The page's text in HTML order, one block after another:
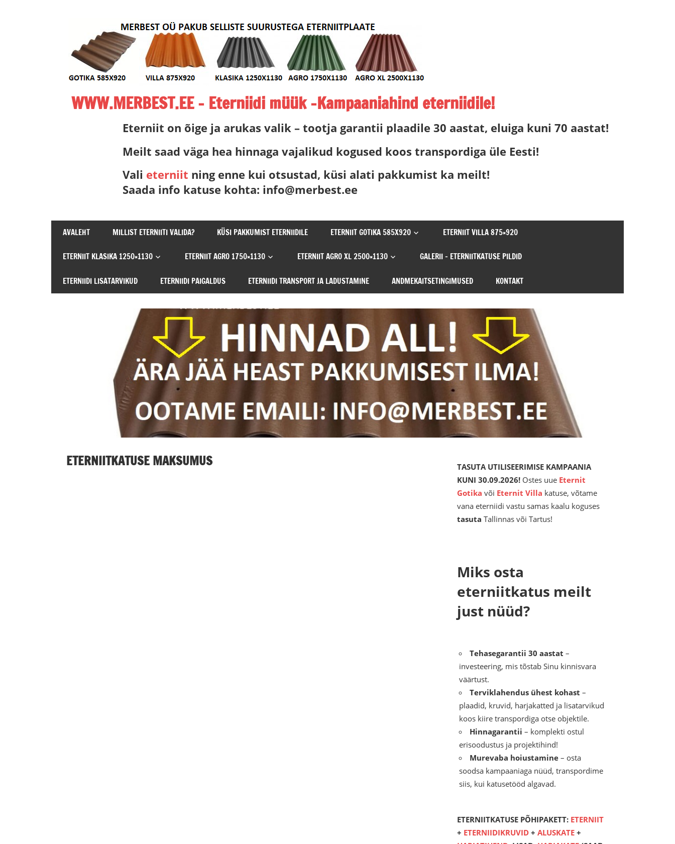
WWW.MERBEST.EE – Eterniidi müük -Kampaaniahind eterniidile!
ETERNIITKATUS,
SEE
ÕIGE
Eterniit on õige ja arukas valik – tootja garantii plaadile 30 aastat, eluiga kuni 70 aastat!
Meilt saad väga hea hinnaga vajalikud kogused koos transpordiga üle Eesti!
Vali eterniit ning enne kui otsustad, küsi alati pakkumist ka meilt!
Saada info katuse kohta: info@merbest.ee
AVALEHT MILLIST ETERNIITI VALIDA? KÜSI PAKKUMIST ETERNIIDILE ETERNIIT GOTIKA 585X920 ETERNIIT VILLA 875×920
ETERNIIT KLASIKA 1250×1130 ETERNIIT AGRO 1750×1130 ETERNIIT AGRO XL 2500×1130 GALERII – ETERNIITKATUSE PILDID
ETERNIIDI LISATARVIKUD ETERNIIDI PAIGALDUS ETERNIIDI TRANSPORT JA LADUSTAMINE ANDMEKAITSETINGIMUSED KONTAKT
ETERNIITKATUSE MAKSUMUS
TASUTA UTILISEERIMISE KAMPAANIA
KUNI 30.09.2026!Ostes uue Eternit
Gotika või Eternit Villa katuse, võtame
vana eterniidi vastu samas kaalu koguses
tasuta Tallinnas või Tartus!
Miks osta
eterniitkatus meilt
just nüüd?
Tehasegarantii 30 aastat –
investeering, mis tõstab Sinu kinnisvara
väärtust.
Terviklahendus ühest kohast –
plaadid, kruvid, harjakatted ja lisatarvikud
koos kiire transpordiga otse objektile.
Hinnagarantii – komplekti ostul
erisoodustus ja projektihind!
Murevaba hoiustamine – osta
soodsa kampaaniaga nüüd, transpordime
siis, kui katusetööd algavad.
ETERNIITKATUSE PÕHIPAKETT: ETERNIIT
+ ETERNIIDIKRUVID+ ALUSKATE+